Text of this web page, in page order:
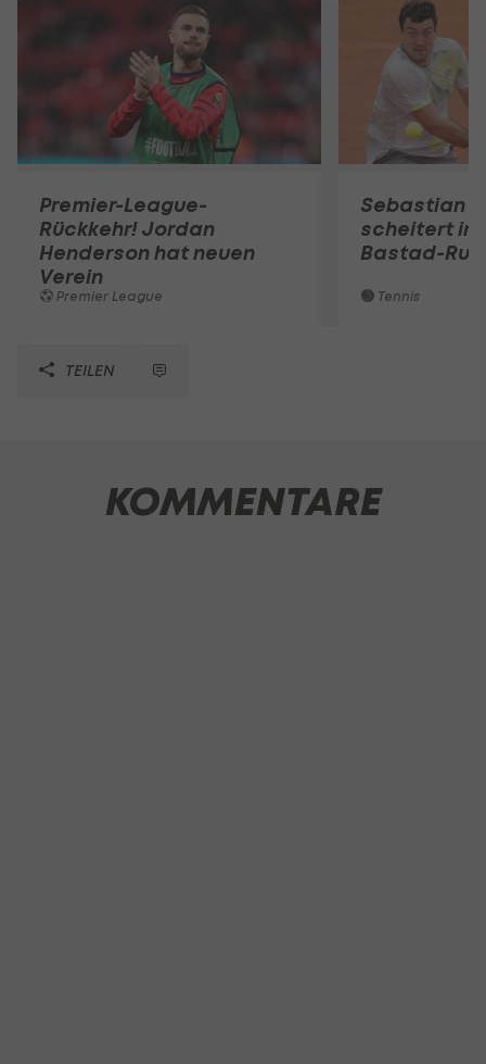
Premier-League-
Rückkehr! Jordan
Henderson hat neuen
Verein
Premier League
Sebastian
scheitert in
Bastad-
Tennis
TEILEN
KOMMENTARE